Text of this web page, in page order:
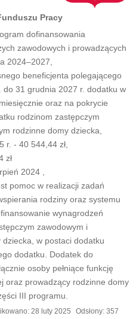
Pracy
dofinansowania
zawodowych i prowadzących
2024–2027,
beneficjenta polegającego
do 31 grudnia 2027 r. dodatku w
oraz na pokrycie
rodzinom zastępczym
rodzinne domy dziecka,
r. - 40 544,44 zł,
zł
2024 ,
pomoc w realizacji zadań
rodziny oraz systemu
wynagrodzeń
zawodowym i
w postaci dodatku
dodatku. Dodatek do
osoby pełniące funkcję
oraz prowadzący rodzinne domy
III programu.
28 luty 2025 Odsłony: 357